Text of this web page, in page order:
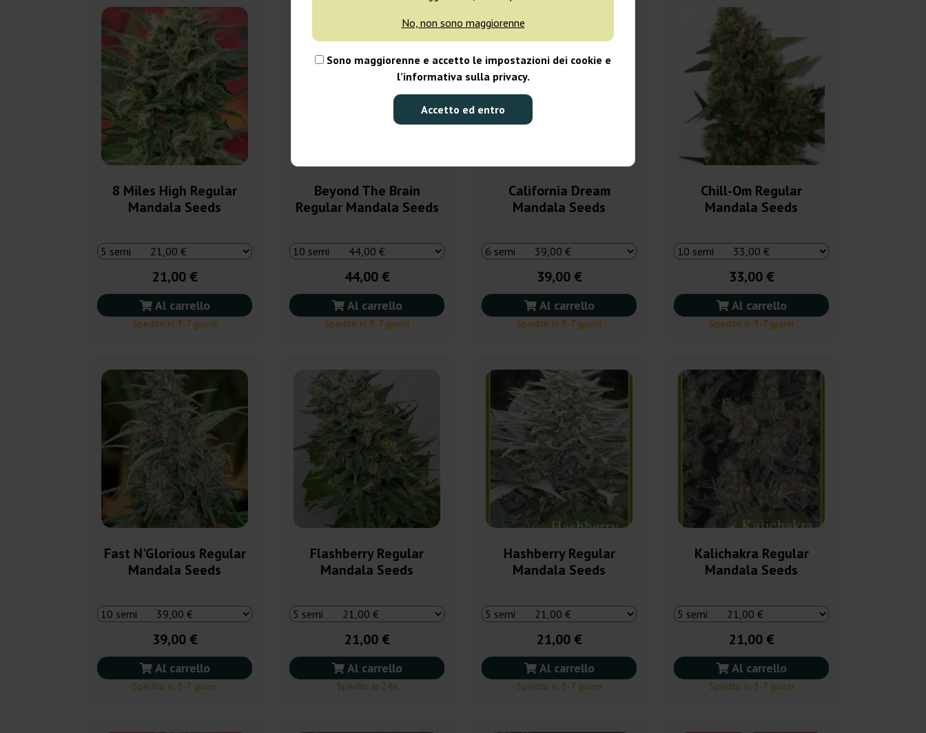
No, non sono maggiorenne
Sono maggiorenne e accetto le impostazioni dei cookie e
l’informativa sulla privacy.
Accetto ed entro
8 Miles High Regular
Mandala Seeds
21,00 €
Al carrello
Spedito in 3-7 giorni
Beyond The Brain
Regular Mandala Seeds
44,00 €
Al carrello
Spedito in 3-7 giorni
California Dream
Mandala Seeds
39,00 €
Al carrello
Spedito in 3-7 giorni
Chill-Om Regular
Mandala Seeds
33,00 €
Al carrello
Spedito in 3-7 giorni
Fast N'Glorious Regular
Mandala Seeds
39,00 €
Al carrello
Spedito in 3-7 giorni
Flashberry Regular
Mandala Seeds
21,00 €
Al carrello
Spedito in 24h
Hashberry Regular
Mandala Seeds
21,00 €
Al carrello
Spedito in 3-7 giorni
Kalichakra Regular
Mandala Seeds
21,00 €
Al carrello
Spedito in 3-7 giorni